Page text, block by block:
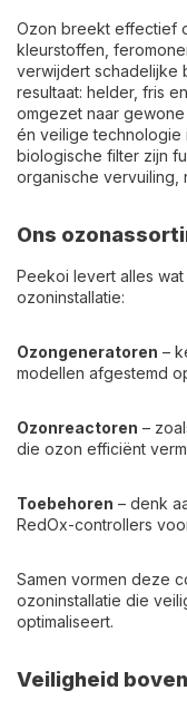
Ozon breekt effectief
kleurstoffen,
verwijdert schadelijke
resultaat: helder, fris
omgezet naar
én veilige technologie
biologische filter zijn
organische vervuiling,
Ons
Peekoi levert alles
ozoninstallatie:
Ozongeneratoren –
modellen afgestemd
Ozonreactoren –
die ozon efficiënt
Toebehoren – denk
RedOx-controllers
Samen vormen deze
ozoninstallatie die
optimaliseert.
Veiligheid